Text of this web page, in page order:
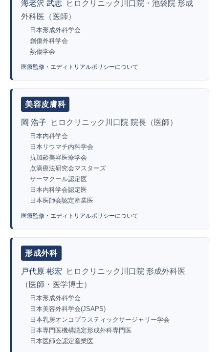
海老沢 武志
ヒロクリニック川口院・池袋院 形成
外科医（医師）
日本形成外科学会
創傷外科学会
熱傷学会
医療監修・エディトリアルポリシーについて
美容皮膚科
岡 浩子 ヒロクリニック川口院 院長（医師）
日本内科学会
日本リウマチ内科学会
抗加齢美容医療学会
点滴療法研究会マスターズ
サーマクール認定医
日本内科学会認定医
日本医師会認定産業医
医療監修・エディトリアルポリシーについて
形成外科
戸代原 彬宏
ヒロクリニック川口院 形成外科医
（医師・医学博士）
日本形成外科学会
日本美容外科学会(JSAPS)
日本乳房オンコプラスティックサージャリー学会
日本専門医機構認定形成外科専門医
日本医師会認定産業医